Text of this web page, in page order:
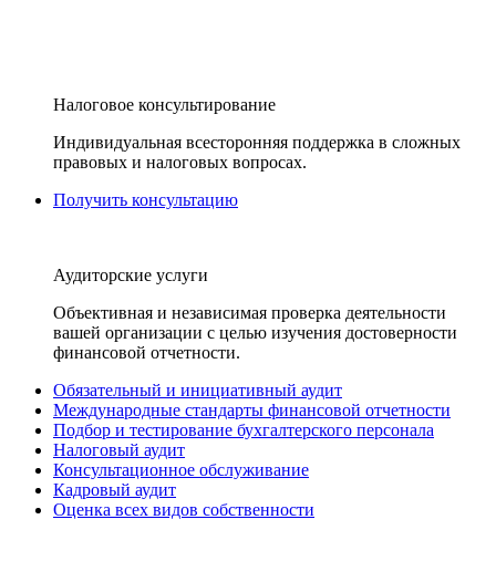
Налоговое консультирование
Индивидуальная всесторонняя поддержка в сложных
правовых и налоговых вопросах.
Получить консультацию
Аудиторские услуги
Объективная и независимая проверка деятельности
вашей организации с целью изучения достоверности
финансовой отчетности.
Обязательный и инициативный аудит
Международные стандарты финансовой отчетности
Подбор и тестирование бухгалтерского персонала
Налоговый аудит
Консультационное обслуживание
Кадровый аудит
Оценка всех видов собственности